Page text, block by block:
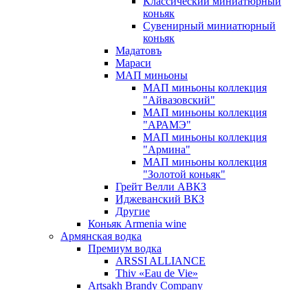
коньяк
Сувенирный миниатюрный
коньяк
Мадатовъ
Мараси
МАП миньоны
МАП миньоны коллекция
"Айвазовский"
МАП миньоны коллекция
"АРАМЭ"
МАП миньоны коллекция
"Армина"
МАП миньоны коллекция
"Золотой коньяк"
Грейт Велли АВКЗ
Иджеванский ВКЗ
Другие
Коньяк Armenia wine
Армянская водка
Премиум водка
ARSSI ALLIANCE
Thiv «Eau de Vie»
Artsakh Brandy Company